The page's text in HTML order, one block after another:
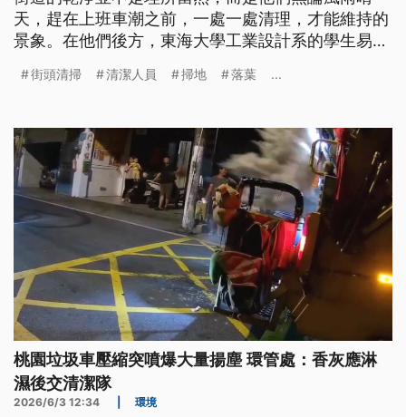
天，趕在上班車潮之前，一處一處清理，才能維持的
景象。在他們後方，東海大學工業設計系的學生易柏
計專長的他們，有能力協助改善嗎？
街頭清掃 清潔人員 掃地 落葉 ...
桃園垃圾車壓縮突噴爆大量揚塵 環管處：香灰應淋
濕後交清潔隊
2026/6/3 12:34 環境